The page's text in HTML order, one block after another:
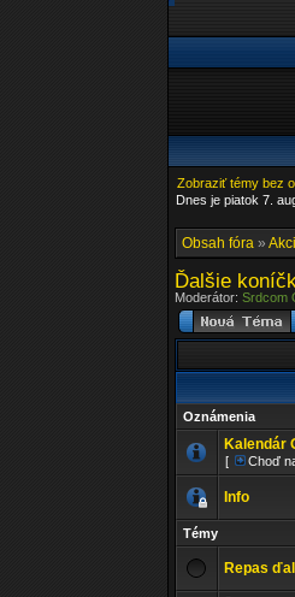
Zobraziť témy bez
Dnes je piatok 7.
Obsah fóra»
Ďalšie
Moderátor: Srdcom
Oznámenia
Kalendár
[ Choď
Info
Témy
Repas